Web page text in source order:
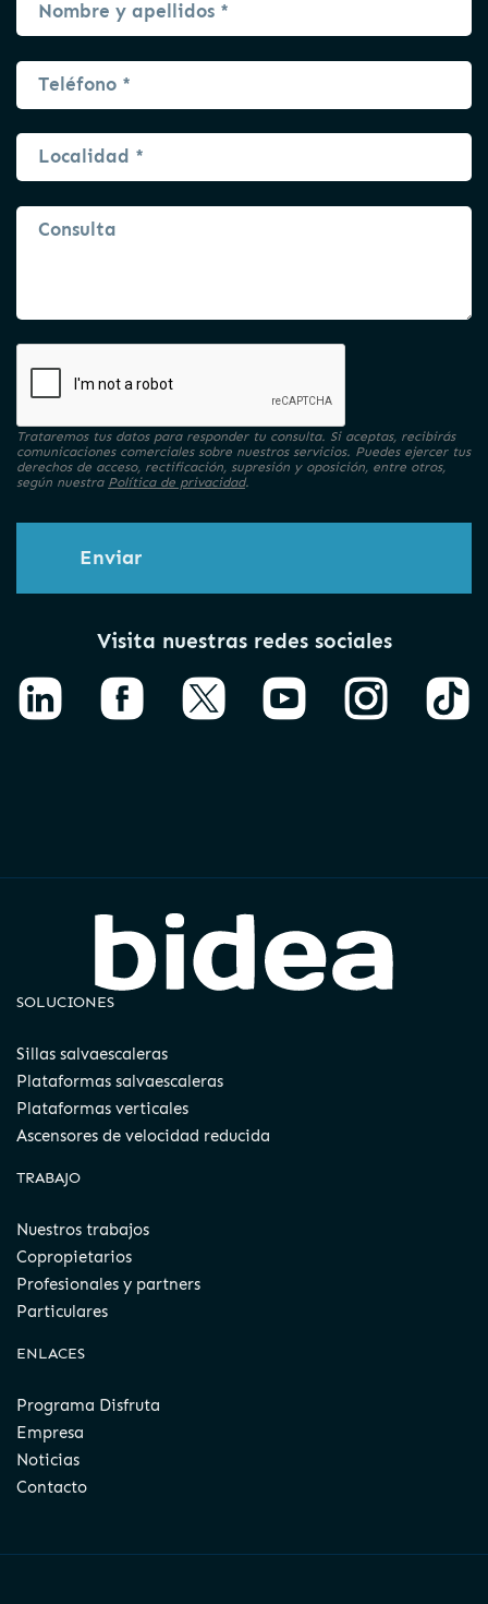
Trataremos tus datos para responder tu consulta. Si aceptas, recibirás
comunicaciones comerciales sobre nuestros servicios. Puedes ejercer tus
derechos de acceso, rectificación, supresión y oposición, entre otros,
según nuestra Política de privacidad.
Enviar
Visita nuestras redes sociales
SOLUCIONES
Sillas salvaescaleras
Plataformas salvaescaleras
Plataformas verticales
Ascensores de velocidad reducida
TRABAJO
Nuestros trabajos
Copropietarios
Profesionales y partners
Particulares
ENLACES
Programa Disfruta
Empresa
Noticias
Contacto